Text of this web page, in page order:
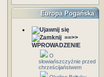
Europa Pogańska
==>>
WPROWADZENIE
O
słowiańszczyźnie przed
chrześcijaństwem